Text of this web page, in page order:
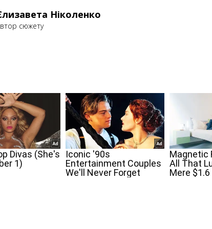
Ніколенко
сюжету